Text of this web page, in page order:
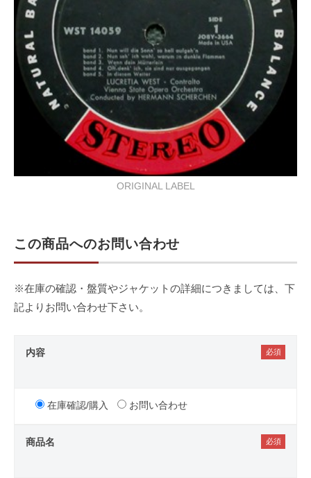
ORIGINAL LABEL
この商品へのお問い合わせ
※在庫の確認・盤質やジャケットの詳細につきましては、下
記よりお問い合わせ下さい。
内容
在庫確認/購入 お問い合わせ
商品名